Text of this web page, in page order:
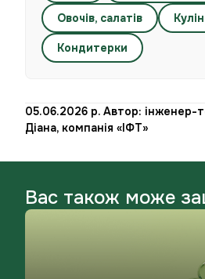
Овочів, салатів
Кондитерки
05.06.2026 р. Автор: інженер-
Діана, компанія «ІФТ»
Вас також може